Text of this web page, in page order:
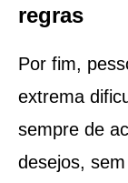
regras
Por fim,
extrema
sempre de
desejos,